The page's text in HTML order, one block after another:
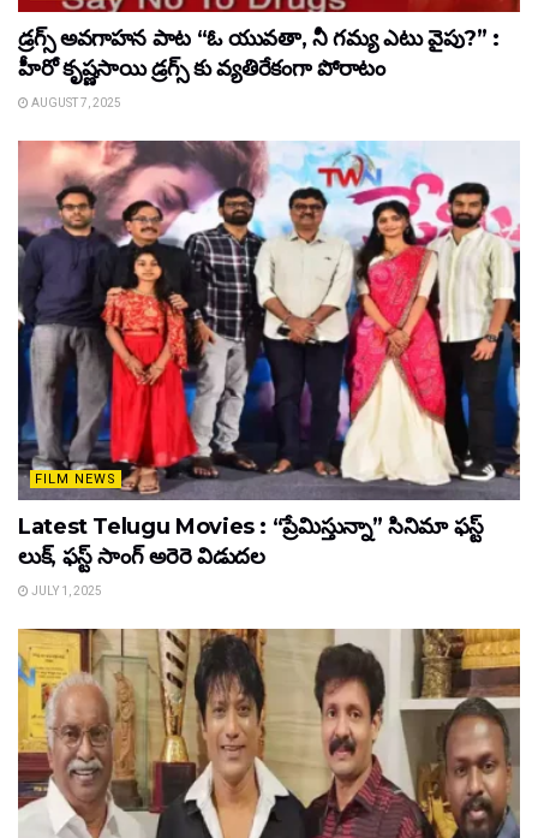
డ్రగ్స్ అవగాహన పాట “ఓ యువతా, నీ గమ్య ఎటు వైపు?” :
హీరో కృష్ణసాయి డ్రగ్స్ కు వ్యతిరేకంగా పోరాటం
AUGUST 7, 2025
FILM NEWS
Latest Telugu Movies : “ప్రేమిస్తున్నా” సినిమా ఫస్ట్
లుక్, ఫస్ట్ సాంగ్ అరెరె విడుదల
JULY 1, 2025